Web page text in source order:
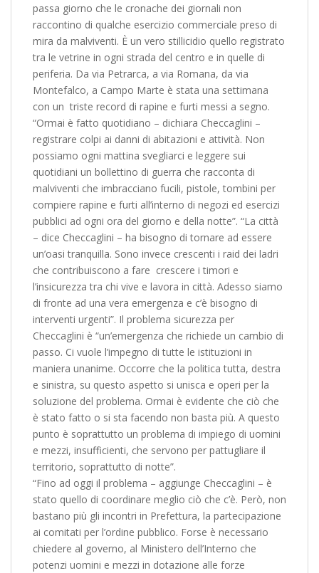
passa giorno che le cronache dei giornali non
raccontino di qualche esercizio commerciale preso di
mira da malviventi. È un vero stillicidio quello registrato
tra le vetrine in ogni strada del centro e in quelle di
periferia. Da via Petrarca, a via Romana, da via
Montefalco, a Campo Marte è stata una settimana
con un triste record di rapine e furti messi a segno.
“Ormai è fatto quotidiano – dichiara Checcaglini –
registrare colpi ai danni di abitazioni e attività. Non
possiamo ogni mattina svegliarci e leggere sui
quotidiani un bollettino di guerra che racconta di
malviventi che imbracciano fucili, pistole, tombini per
compiere rapine e furti all’interno di negozi ed esercizi
pubblici ad ogni ora del giorno e della notte”. “La città
– dice Checcaglini – ha bisogno di tornare ad essere
un’oasi tranquilla. Sono invece crescenti i raid dei ladri
che contribuiscono a fare crescere i timori e
l’insicurezza tra chi vive e lavora in città. Adesso siamo
di fronte ad una vera emergenza e c’è bisogno di
interventi urgenti”. Il problema sicurezza per
Checcaglini è “un’emergenza che richiede un cambio di
passo. Ci vuole l’impegno di tutte le istituzioni in
maniera unanime. Occorre che la politica tutta, destra
e sinistra, su questo aspetto si unisca e operi per la
soluzione del problema. Ormai è evidente che ciò che
è stato fatto o si sta facendo non basta più. A questo
punto è soprattutto un problema di impiego di uomini
e mezzi, insufficienti, che servono per pattugliare il
territorio, soprattutto di notte”.
“Fino ad oggi il problema – aggiunge Checcaglini – è
stato quello di coordinare meglio ciò che c’è. Però, non
bastano più gli incontri in Prefettura, la partecipazione
ai comitati per l’ordine pubblico. Forse è necessario
chiedere al governo, al Ministero dell’Interno che
potenzi uomini e mezzi in dotazione alle forze